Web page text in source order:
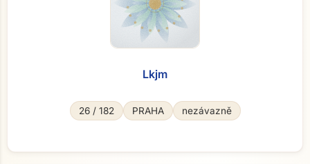
Lkjm
26 / 182 PRAHA nezávazně